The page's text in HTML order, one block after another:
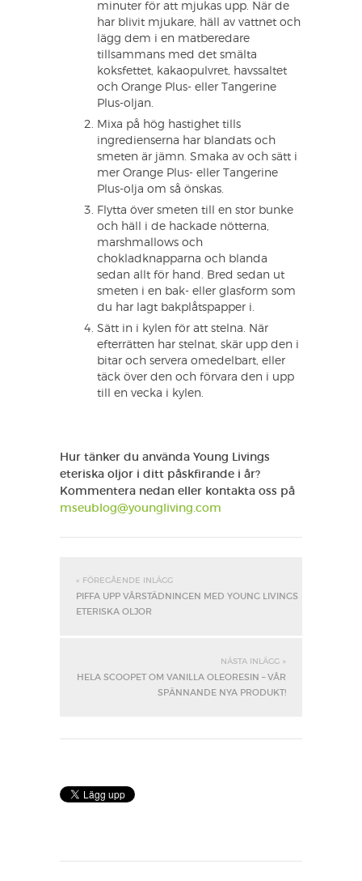
minuter för att mjukas upp. När de
har blivit mjukare, häll av vattnet och
lägg dem i en matberedare
tillsammans med det smälta
koksfettet, kakaopulvret, havssaltet
och Orange Plus- eller Tangerine
Plus-oljan.
Mixa på hög hastighet tills
ingredienserna har blandats och
smeten är jämn. Smaka av och sätt i
mer Orange Plus- eller Tangerine
Plus-olja om så önskas.
Flytta över smeten till en stor bunke
och häll i de hackade nötterna,
marshmallows och
chokladknapparna och blanda
sedan allt för hand. Bred sedan ut
smeten i en bak- eller glasform som
du har lagt bakplåtspapper i.
Sätt in i kylen för att stelna. När
efterrätten har stelnat, skär upp den i
bitar och servera omedelbart, eller
täck över den och förvara den i upp
till en vecka i kylen.
Hur tänker du använda Young Livings
eteriska oljor i ditt påskfirande i år?
Kommentera nedan eller kontakta oss på
mseublog@youngliving.com
« FÖREGÅENDE INLÄGG
PIFFA UPP VÅRSTÄDNINGEN MED YOUNG LIVINGS
ETERISKA OLJOR
NÄSTA INLÄGG »
HELA SCOOPET OM VANILLA OLEORESIN – VÅR
SPÄNNANDE NYA PRODUKT!